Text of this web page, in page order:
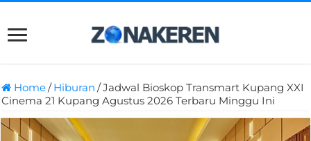
Home/Hiburan /Jadwal Bioskop Transmart Kupang XXI
Cinema 21 Kupang Agustus 2026 Terbaru Minggu Ini